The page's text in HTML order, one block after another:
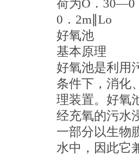
荷为O．30—0
0．2m∥Lo
好氧池
基本原理
好氧池是利用
条件下，消化
理装置。好氧
经充氧的污水
一部分以生物
水中，因此它